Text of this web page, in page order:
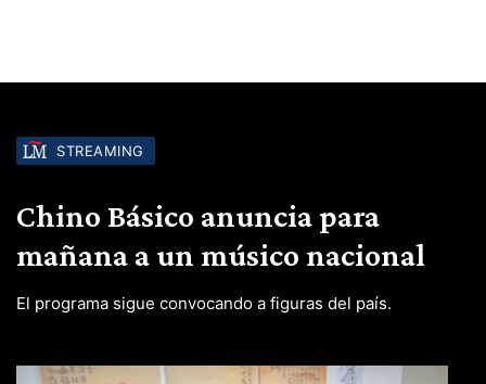
STREAMING
Chino Básico anuncia para
mañana a un músico nacional
El programa sigue convocando a figuras del país.